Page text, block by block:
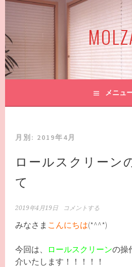
ン
ツ
へ
ス
ッ
メニュ
月別: 2019年4月
ロールスクリーン
て
2019年4月19日 コメントする
みなさま こんにちは(*^^*)
今回は、 ロールスクリーンの操
介いたします！！！！！